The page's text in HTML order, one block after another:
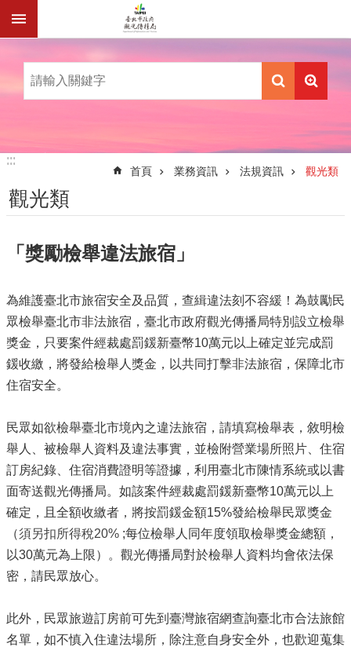
跳到主要內容區塊
:::
:::
首頁 業務資訊 法規資訊 觀光類
觀光類
「獎勵檢舉違法旅宿」
為維護臺北市旅宿安全及品質，查緝違法刻不容緩！為鼓勵民
眾檢舉臺北市非法旅宿，臺北市政府觀光傳播局特別設立檢舉
獎金，只要案件經裁處罰鍰新臺幣10萬元以上確定並完成罰
鍰收繳，將發給檢舉人獎金，以共同打擊非法旅宿，保障北市
住宿安全。
民眾如欲檢舉臺北市境內之違法旅宿，請填寫檢舉表，敘明檢
舉人、被檢舉人資料及違法事實，並檢附營業場所照片、住宿
訂房紀錄、住宿消費證明等證據，利用臺北市陳情系統或以書
面寄送觀光傳播局。如該案件經裁處罰鍰新臺幣10萬元以上
確定，且全額收繳者，將按罰鍰金額15%發給檢舉民眾獎金
（須另扣所得稅20% ;每位檢舉人同年度領取檢舉獎金總額，
以30萬元為上限）。觀光傳播局對於檢舉人資料均會依法保
密，請民眾放心。
此外，民眾旅遊訂房前可先到臺灣旅宿網查詢臺北市合法旅館
名單，如不慎入住違法場所，除注意自身安全外，也歡迎蒐集